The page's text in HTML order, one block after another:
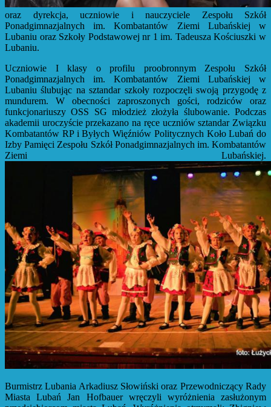
oraz dyrekcja, uczniowie i nauczyciele Zespołu Szkół
Ponadgimnazjalnych im. Kombatantów Ziemi Lubańskiej w
Lubaniu oraz Szkoły Podstawowej nr 1 im. Tadeusza Kościuszki w
Lubaniu.
Uczniowie I klasy o profilu proobronnym Zespołu Szkół
Ponadgimnazjalnych im. Kombatantów Ziemi Lubańskiej w
Lubaniu ślubując na sztandar szkoły rozpoczęli swoją przygodę z
mundurem. W obecności zaproszonych gości, rodziców oraz
funkcjonariuszy OSS SG młodzież złożyła ślubowanie. Podczas
akademii uroczyście przekazano na ręce uczniów sztandar Związku
Kombatantów RP i Byłych Więźniów Politycznych Koło Lubań do
Izby Pamięci Zespołu Szkół Ponadgimnazjalnych im. Kombatantów
Ziemi Lubańskiej.
Burmistrz Lubania Arkadiusz Słowiński oraz Przewodniczący Rady
Miasta Lubań Jan Hofbauer wręczyli wyróżnienia zasłużonym